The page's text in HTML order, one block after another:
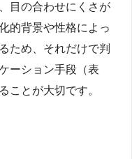
目の合わせにくさが
的背景や性格によっ
ため、それだけで判
ーション手段（表
ことが大切です。